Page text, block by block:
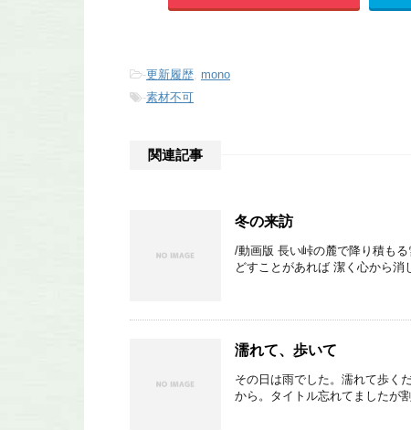
-更新履歴, mono
-素材不可
関連記事
冬の来訪
/動画版 長い峠の麓で降り積も
どすことがあれば 潔く心から消
濡れて、歩いて
その日は雨でした。濡れて歩く
から。タイトル忘れてましたが